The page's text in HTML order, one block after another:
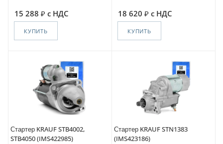
15 288 с НДС
КУПИТЬ
18 620 с НДС
КУПИТЬ
Стартер KRAUF STB4002,
STB4050 (IMS422985)
Стартер KRAUF STN1383
(IMS423186)